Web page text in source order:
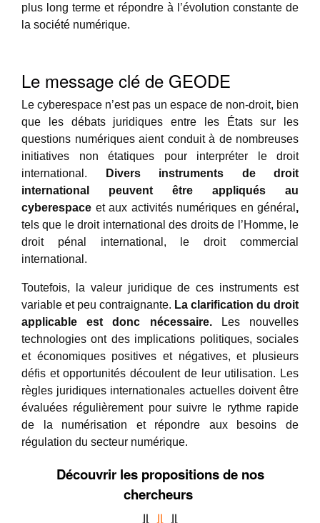
plus long terme et répondre à l’évolution constante de
la société numérique.
Le message clé de GEODE
Le cyberespace n’est pas un espace de non-droit, bien
que les débats juridiques entre les États sur les
questions numériques aient conduit à de nombreuses
initiatives non étatiques pour interpréter le droit
international.
Divers instruments de droit
international peuvent être appliqués au
cyberespace et aux activités numériques en général ,
tels que le droit international des droits de l’Homme, le
droit pénal international, le droit commercial
international.
Toutefois, la valeur juridique de ces instruments est
variable et peu contraignante. La clarification du droit
applicable est donc nécessaire.Les nouvelles
technologies ont des implications politiques, sociales
et économiques positives et négatives, et plusieurs
défis et opportunités découlent de leur utilisation. Les
règles juridiques internationales actuelles doivent être
évaluées régulièrement pour suivre le rythme rapide
de la numérisation et répondre aux besoins de
régulation du secteur numérique.
Découvrir les propositions de nos
chercheurs